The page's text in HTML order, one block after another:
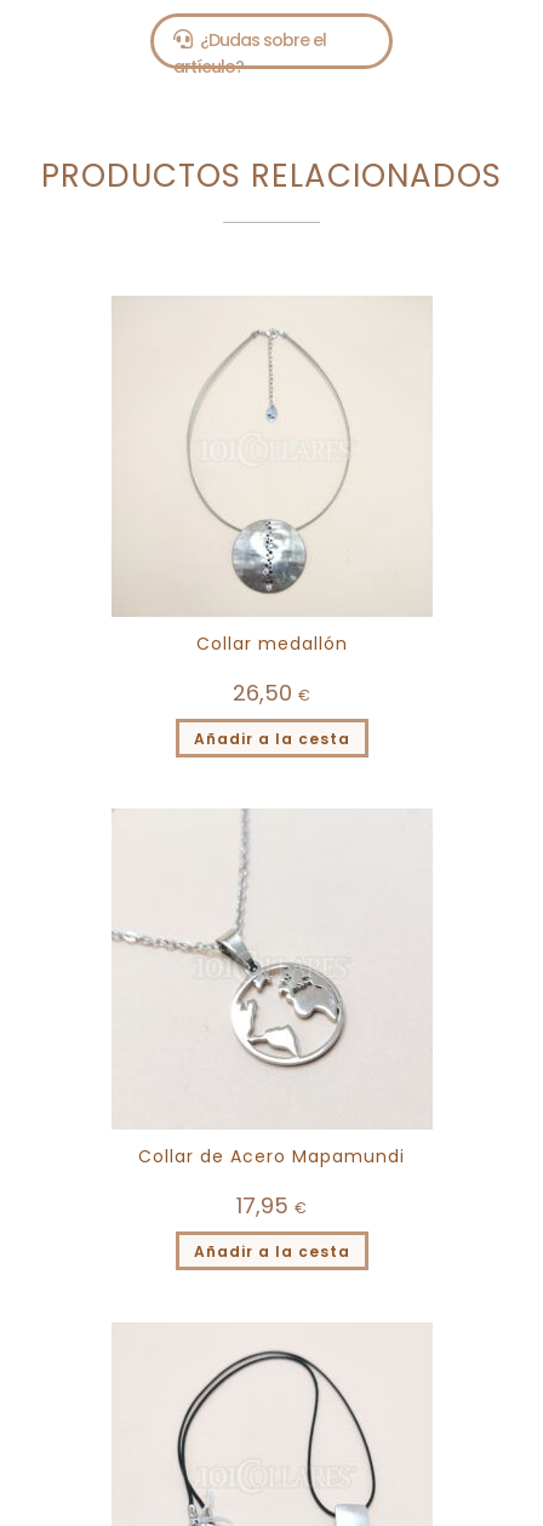
PRODUCTOS RELACIONADOS
Collar medallón
26,50 €
Añadir a la cesta
Collar de Acero Mapamundi
17,95 €
Añadir a la cesta